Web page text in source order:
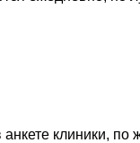
клиники, по